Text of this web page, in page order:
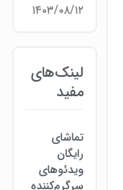
۱۴۰۳/۰۸/۱۲
لینک‌های
مفید
تماشای
رایگان
ویدئوهای
سرگرم‌کننده